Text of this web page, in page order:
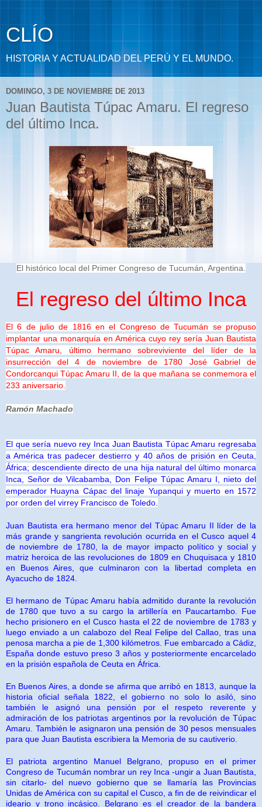
CLÍO
HISTORIA Y ACTUALIDAD DEL PERÚ Y EL MUNDO.
DOMINGO, 3 DE NOVIEMBRE DE 2013
Juan Bautista Túpac Amaru. El regreso
del último Inca.
El histórico local del Primer Congreso de Tucumán, Argentina.
El regreso del último Inca
El 6 de julio de 1816 en el Congreso de Tucumán se propuso
implantar una monarquía en América cuyo rey sería Juan Bautista
Túpac Amaru, último hermano sobreviviente del líder de la
insurrección del 4 de noviembre de 1780 José Gabriel de
Condorcanqui Túpac Amaru II, de la que mañana se conmemora el
233 aniversario.
Ramón Machado
El que sería nuevo rey Inca Juan Bautista Túpac Amaru regresaba
a América tras padecer destierro y 40 años de prisión en Ceuta,
África; descendiente directo de una hija natural del último monarca
Inca, Señor de Vilcabamba, Don Felipe Túpac Amaru I, nieto del
emperador Huayna Cápac del linaje Yupanqui y muerto en 1572
por orden del virrey Francisco de Toledo.
Juan Bautista era hermano menor del Túpac Amaru II líder de la
más grande y sangrienta revolución ocurrida en el Cusco aquel 4
de noviembre de 1780, la de mayor impacto político y social y
matriz heroica de las revoluciones de 1809 en Chuquisaca y 1810
en Buenos Aires, que culminaron con la libertad completa en
Ayacucho de 1824.
El hermano de Túpac Amaru había admitido durante la revolución
de 1780 que tuvo a su cargo la artillería en Paucartambo. Fue
hecho prisionero en el Cusco hasta el 22 de noviembre de 1783 y
luego enviado a un calabozo del Real Felipe del Callao, tras una
penosa marcha a pie de 1,300 kilómetros. Fue embarcado a Cádiz,
España donde estuvo preso 3 años y posteriormente encarcelado
en la prisión española de Ceuta en África.
En Buenos Aires, a donde se afirma que arribó en 1813, aunque la
historia oficial señala 1822, el gobierno no solo lo asiló, sino
también le asignó una pensión por el respeto reverente y
admiración de los patriotas argentinos por la revolución de Túpac
Amaru. También le asignaron una pensión de 30 pesos mensuales
para que Juan Bautista escribiera la Memoria de su cautiverio.
El patriota argentino Manuel Belgrano, propuso en el primer
Congreso de Tucumán nombrar un rey Inca -ungir a Juan Bautista,
sin citarlo- del nuevo gobierno que se llamaría las Provincias
Unidas de América con su capital el Cusco, a fin de de reivindicar el
ideario y trono incásico. Belgrano es el creador de la bandera